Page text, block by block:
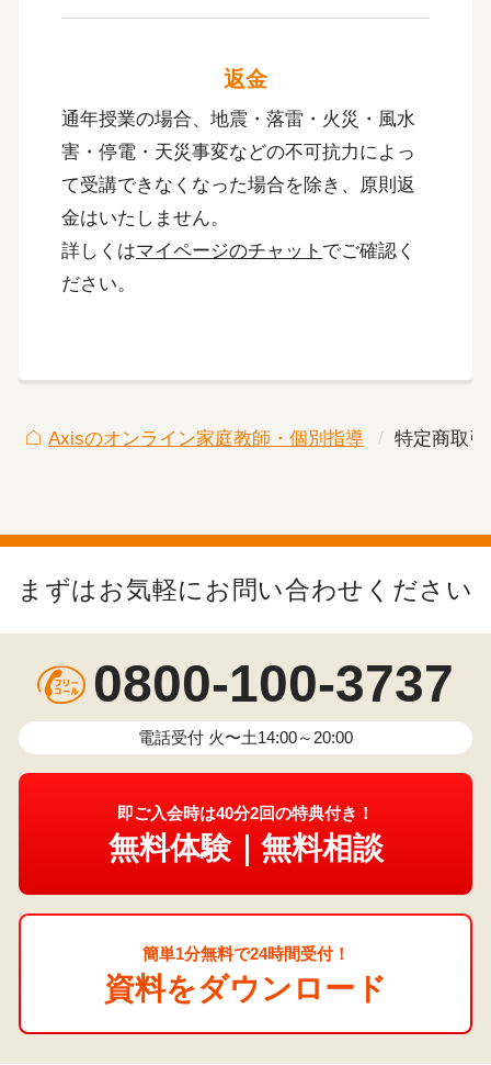
返金
通年授業の場合、地震・落雷・火災・風水
害・停電・天災事変などの不可抗力によっ
て受講できなくなった場合を除き、原則返
金はいたしません。
詳しくはマイページのチャット でご確認く
ださい。
Axisのオンライン家庭教師・個別指導 特定商取
まずはお気軽にお問い合わせください
0800-100-3737
電話受付 火〜土14:00～20:00
即ご入会時は40分2回の特典付き！
無料体験｜無料相談
簡単1分無料で24時間受付！
資料をダウンロード